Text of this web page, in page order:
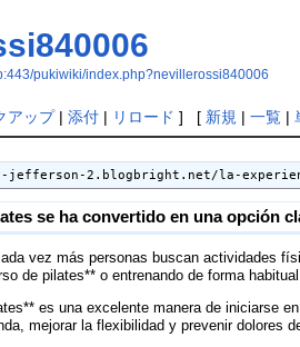
pukiwiki/index.php?nevillerossi840006
アップ| 添付| リロード ] [ 新規 | 一覧|
2.blogbright.net/la-
se ha convertido en una opción
vez más personas buscan actividades
de pilates** o entrenando de forma
es una excelente manera de iniciarse
mejorar la flexibilidad y prevenir dolores